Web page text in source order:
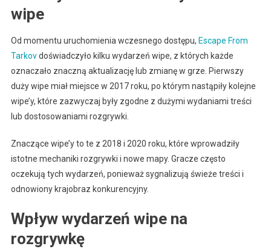
wipe
Od momentu uruchomienia wczesnego dostępu, Escape From
Tarkovdoświadczyło kilku wydarzeń wipe, z których każde
oznaczało znaczną aktualizację lub zmianę w grze. Pierwszy
duży wipe miał miejsce w 2017 roku, po którym nastąpiły kolejne
wipe’y, które zazwyczaj były zgodne z dużymi wydaniami treści
lub dostosowaniami rozgrywki.
Znaczące wipe’y to te z 2018 i 2020 roku, które wprowadziły
istotne mechaniki rozgrywki i nowe mapy. Gracze często
oczekują tych wydarzeń, ponieważ sygnalizują świeże treści i
odnowiony krajobraz konkurencyjny.
Wpływ wydarzeń wipe na
rozgrywkę